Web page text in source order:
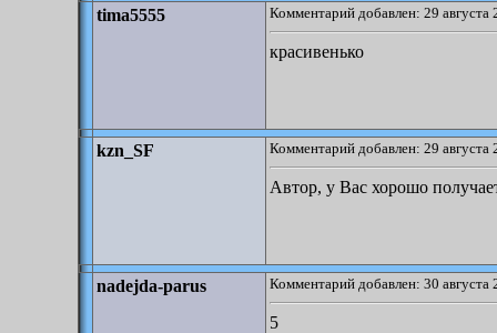
tima5555 Комментарий добавлен: 29 августа
красивенько
kzn_SF Комментарий добавлен: 29 августа
Автор, у Вас хорошо
nadejda-parus Комментарий добавлен: 30 августа
5